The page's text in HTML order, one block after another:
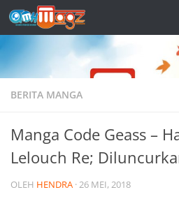
Skip to content
BERITA MANGA
Manga Code Geass –
Lelouch Re;
OLEH HENDRA ·26 MEI, 2018